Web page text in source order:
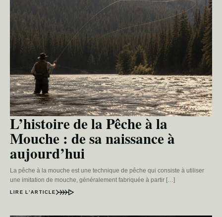
L’histoire de la Pêche à la
Mouche : de sa naissance à
aujourd’hui
La pêche à la mouche est une technique de pêche qui consiste à utiliser
une imitation de mouche, généralement fabriquée à partir […]
LIRE L’ARTICLE